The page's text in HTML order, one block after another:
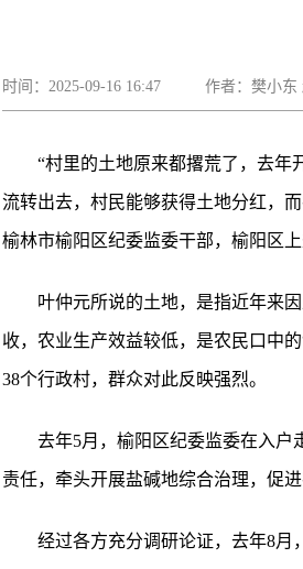
时间：2025-09-16 16:47 作者：樊小东
“村里的土地原来都撂荒了，去年
流转出去，村民能够获得土地分红，
榆林市榆阳区纪委监委干部，榆阳区
叶仲元所说的土地，是指近年来
收，农业生产效益较低，是农民口中
38个行政村，群众对此反映强烈。
去年5月，榆阳区纪委监委在入户
责任，牵头开展盐碱地综合治理，促
经过各方充分调研论证，去年8月